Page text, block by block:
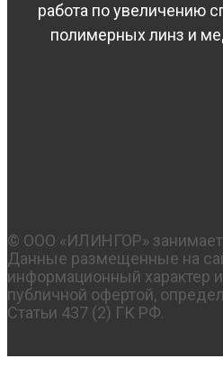
работа по увеличению
полимерных линз и
© OOO «ИЛИНГОР»
Данные размещенные на
информационный характер
публичной офертой,
Статьи 437 (2) ГК РФ.